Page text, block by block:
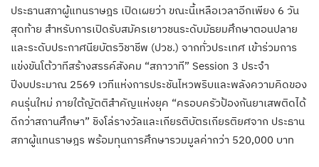
ประธานสภาผู้แทนราษฎร เปิดเผยว่า ขณะนี้เหลือเวลาอีกเพียง 6 วัน
สุดท้าย สำหรับการเปิดรับสมัครเยาวชนระดับมัธยมศึกษาตอนปลาย
และระดับประกาศนียบัตรวิชาชีพ (ปวช.) จากทั่วประเทศ เข้าร่วมการ
แข่งขันโต้วาทีสร้างสรรค์สังคม “สภาวาที” Session 3 ประจำ
ปีงบประมาณ 2569 เวทีแห่งการประชันไหวพริบและพลังความคิดของ
คนรุ่นใหม่ ภายใต้ญัตติสำคัญแห่งยุค “ครอบครัวป้องกันยาเสพติดได้
ดีกว่าสถานศึกษา” ชิงโล่รางวัลและเกียรติบัตรเกียรติยศจาก ประธาน
สภาผู้แทนราษฎร พร้อมทุนการศึกษารวมมูลค่ากว่า 520,000 บาท